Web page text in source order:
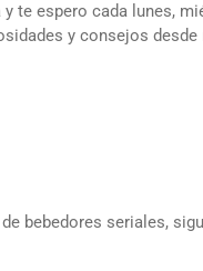
te espero cada lunes,
y consejos desde
bebedores seriales,